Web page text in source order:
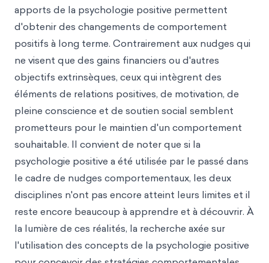
apports de la psychologie positive permettent
d'obtenir des changements de comportement
positifs à long terme. Contrairement aux nudges qui
ne visent que des gains financiers ou d'autres
objectifs extrinsèques, ceux qui intègrent des
éléments de relations positives, de motivation, de
pleine conscience et de soutien social semblent
prometteurs pour le maintien d'un comportement
souhaitable. Il convient de noter que si la
psychologie positive a été utilisée par le passé dans
le cadre de nudges comportementaux, les deux
disciplines n'ont pas encore atteint leurs limites et il
reste encore beaucoup à apprendre et à découvrir. À
la lumière de ces réalités, la recherche axée sur
l'utilisation des concepts de la psychologie positive